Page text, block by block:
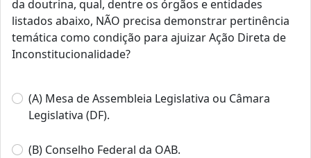
da doutrina, qual, dentre os órgãos e entidades
listados abaixo, NÃO precisa demonstrar pertinência
temática como condição para ajuizar Ação Direta de
Inconstitucionalidade?
(A) Mesa de Assembleia Legislativa ou Câmara
Legislativa (DF).
(B) Conselho Federal da OAB.